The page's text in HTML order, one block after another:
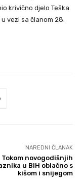
krivično djelo Teška
vezi sa članom 28.
NAREDNI ČLANAK
Tokom novogodišnjih
u BiH oblačno s
kišom i snijegom